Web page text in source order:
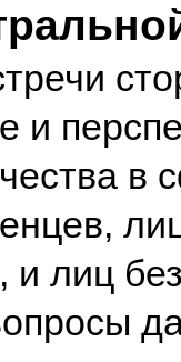
и
в
лиц